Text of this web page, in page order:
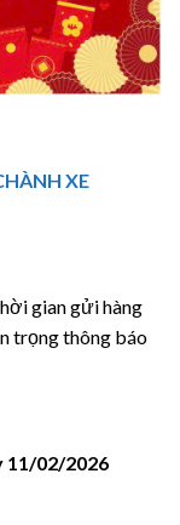
XE
gian gửi hàng
trọng thông báo
11/02/2026